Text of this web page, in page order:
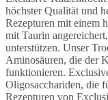
höchster Qualität und
Rezepturen mit einem
mit Taurin
unterstützen. Unser
Aminosäuren, die der
funktionieren.
Oligosacchariden, die
Rezepturen von